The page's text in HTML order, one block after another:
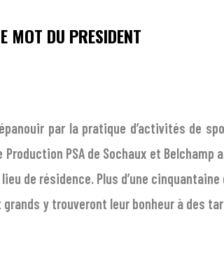
MOT DU PRESIDENT
par la pratique d’activités de
PSA de Sochaux et Belchamp
de résidence. Plus d’une
grands y trouveront leur bonheur à